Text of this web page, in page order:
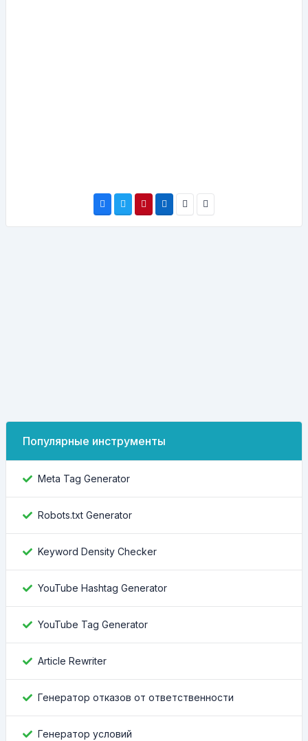
Популярные инструменты
Meta Tag Generator
Robots.txt Generator
Keyword Density Checker
YouTube Hashtag Generator
YouTube Tag Generator
Article Rewriter
Генератор отказов от ответственности
Генератор условий